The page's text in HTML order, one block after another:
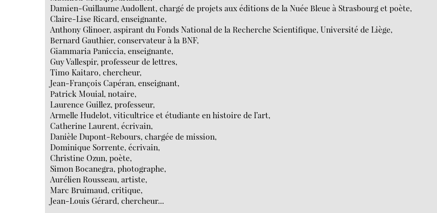
Damien-Guillaume Audollent, chargé de projets aux éditions de la Nuée Bleue à Strasbourg et poète,
Claire-Lise Ricard, enseignante,
Anthony Glinoer, aspirant du Fonds National de la Recherche Scientifique, Université de Liège,
Bernard Gauthier, conservateur à la BNF,
Giammaria Paniccia, enseignante,
Guy Vallespir, professeur de lettres,
Timo Kaitaro, chercheur,
Jean-François Capéran, enseignant,
Patrick Mouial, notaire,
Laurence Guillez, professeur,
Armelle Hudelot, viticultrice et étudiante en histoire de l’art,
Catherine Laurent, écrivain,
Danièle Dupont-Rebours, chargée de mission,
Dominique Sorrente, écrivain,
Christine Ozun, poète,
Simon Bocanegra, photographe,
Aurélien Rousseau, artiste,
Marc Bruimaud, critique,
Jean-Louis Gérard, chercheur...